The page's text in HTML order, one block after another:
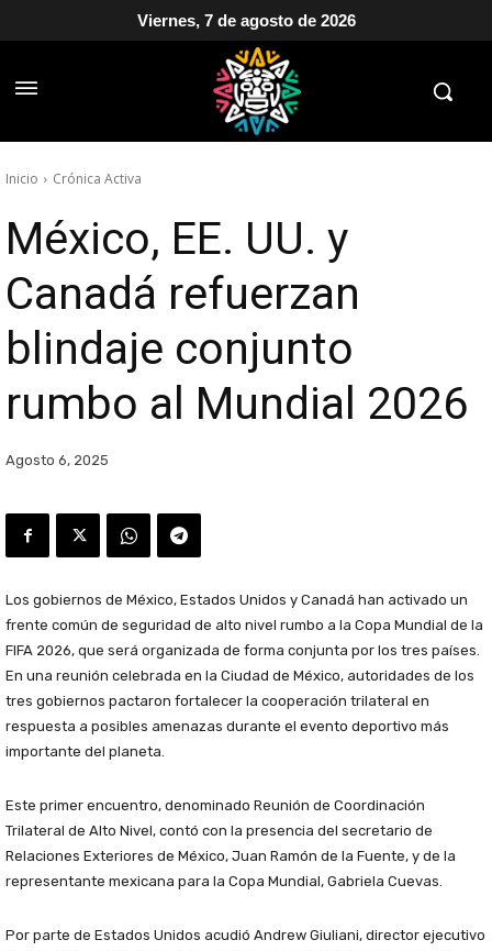
Viernes, 7 de agosto de 2026
Inicio Crónica Activa
México, EE. UU. y
Canadá refuerzan
blindaje conjunto
rumbo al Mundial 2026
Agosto 6, 2025
Los gobiernos de México, Estados Unidos y Canadá han activado un
frente común de seguridad de alto nivel rumbo a la Copa Mundial de la
FIFA 2026, que será organizada de forma conjunta por los tres países.
En una reunión celebrada en la Ciudad de México, autoridades de los
tres gobiernos pactaron fortalecer la cooperación trilateral en
respuesta a posibles amenazas durante el evento deportivo más
importante del planeta.
Este primer encuentro, denominado Reunión de Coordinación
Trilateral de Alto Nivel, contó con la presencia del secretario de
Relaciones Exteriores de México, Juan Ramón de la Fuente, y de la
representante mexicana para la Copa Mundial, Gabriela Cuevas.
Por parte de Estados Unidos acudió Andrew Giuliani, director ejecutivo